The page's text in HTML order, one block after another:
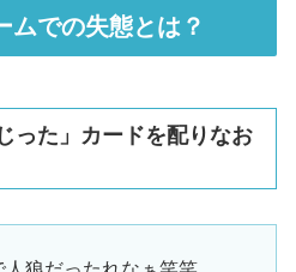
ムでの失態とは？
った」カードを配りなお